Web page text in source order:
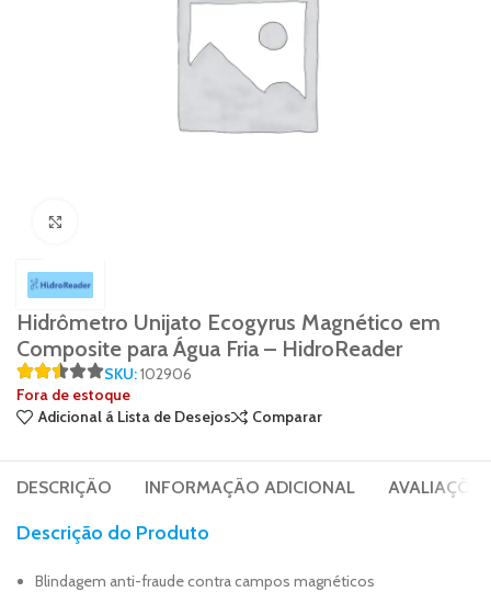
Hidrômetro Unijato Ecogyrus Magnético em
Composite para Água Fria – HidroReader
SKU:102906
Fora de estoque
Adicional á Lista de Desejos
Comparar
DESCRIÇÃO INFORMAÇÃO ADICIONAL
Descrição do Produto
Blindagem anti-fraude contra campos magnéticos